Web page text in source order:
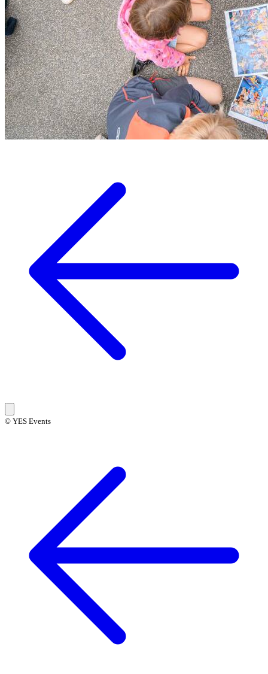
© YES Events